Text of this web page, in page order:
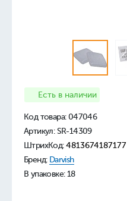
Есть в наличии
Код товара: 047046
Артикул: SR-14309
ШтрихКод: 4813674187177
Бренд: Darvish
В упаковке: 18